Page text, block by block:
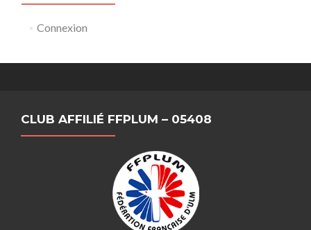
Connexion
CLUB AFFILIÉ FFPLUM – 05408